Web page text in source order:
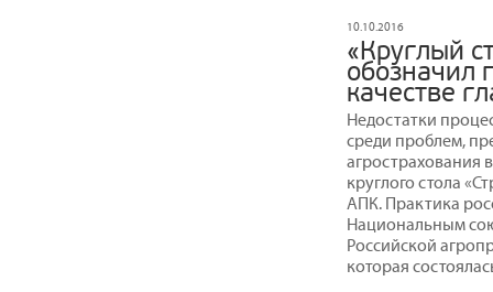
10.10.2016
«Круглый
обозначил
качестве
Недостатки
среди проблем,
агрострахования
круглого стола
АПК. Практика
Национальным
Российской
которая